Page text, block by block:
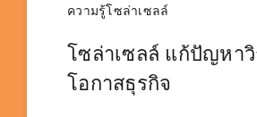
ความรู้โซล่าเซลล์
โซล่าเซลล์ แก้ปัญหา
โอกาสธุรกิจ